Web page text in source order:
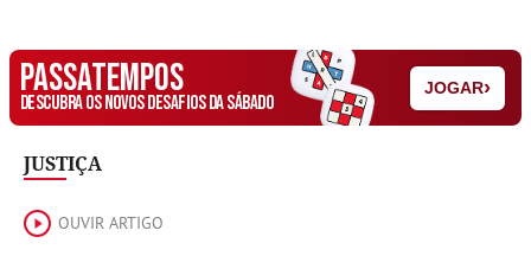
PASSATEMPOS
DESCUBRA OS NOVOS DESAFIOS DA SÁBADO
JOGAR›
JUSTIÇA
OUVIR ARTIGO